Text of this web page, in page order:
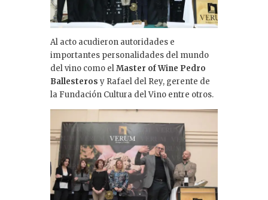
Al acto acudieron autoridades e
importantes personalidades del mundo
del vino como elMaster of Wine Pedro
Ballesteros y Rafael del Rey, gerente de
la Fundación Cultura del Vino entre otros.